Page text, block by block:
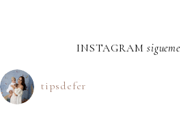
INSTAGRAMsigueme
tipsdefer